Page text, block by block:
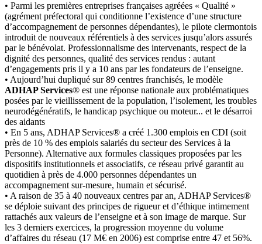
• Parmi les premières entreprises françaises agréées « Qualité »
(agrément préfectoral qui conditionne l’existence d’une structure
d’accompagnement de personnes dépendantes), le pilote clermontois
introduit de nouveaux référentiels à des services jusqu’alors assurés
par le bénévolat. Professionnalisme des intervenants, respect de la
dignité des personnes, qualité des services rendus : autant
d’engagements pris il y a 10 ans par les fondateurs de l’enseigne.
• Aujourd’hui dupliqué sur 89 centres franchisés, le modèle
ADHAP Services® est une réponse nationale aux problématiques
posées par le vieillissement de la population, l’isolement, les troubles
neurodégénératifs, le handicap psychique ou moteur... et le désarroi
des aidants
• En 5 ans, ADHAP Services® a créé 1.300 emplois en CDI (soit
près de 10 % des emplois salariés du secteur des Services à la
Personne). Alternative aux formules classiques proposées par les
dispositifs institutionnels et associatifs, ce réseau privé garantit au
quotidien à près de 4.000 personnes dépendantes un
accompagnement sur-mesure, humain et sécurisé.
• A raison de 35 à 40 nouveaux centres par an, ADHAP Services®
se déploie suivant des principes de rigueur et d’éthique intimement
rattachés aux valeurs de l’enseigne et à son image de marque. Sur
les 3 derniers exercices, la progression moyenne du volume
d’affaires du réseau (17 M€ en 2006) est comprise entre 47 et 56%.